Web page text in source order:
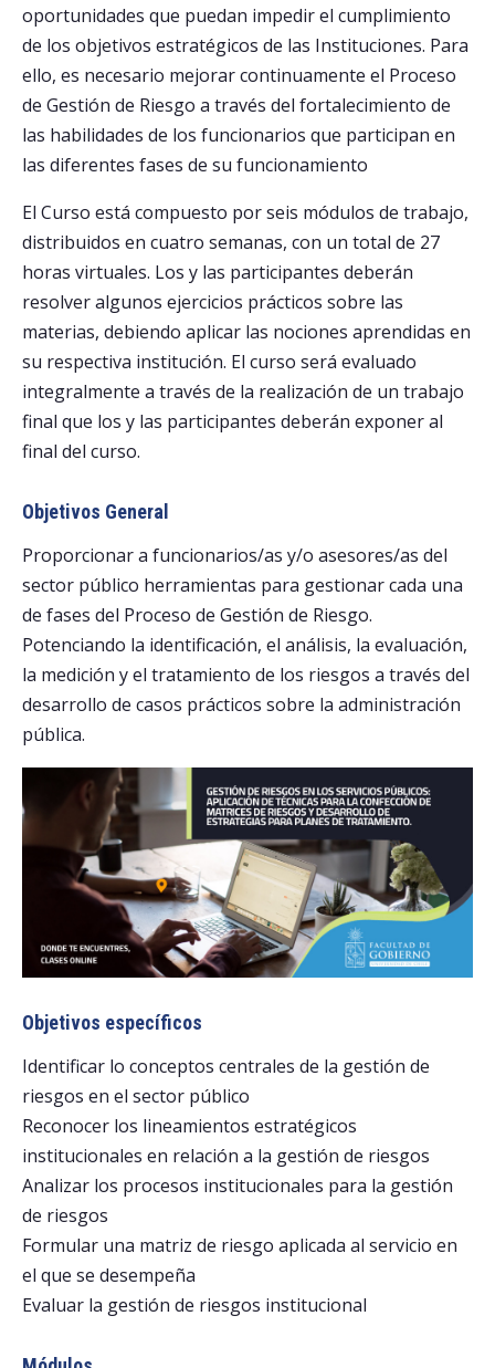
oportunidades que puedan impedir el cumplimiento
de los objetivos estratégicos de las Instituciones. Para
ello, es necesario mejorar continuamente el Proceso
de Gestión de Riesgo a través del fortalecimiento de
las habilidades de los funcionarios que participan en
las diferentes fases de su funcionamiento
El Curso está compuesto por seis módulos de trabajo,
distribuidos en cuatro semanas, con un total de 27
horas virtuales. Los y las participantes deberán
resolver algunos ejercicios prácticos sobre las
materias, debiendo aplicar las nociones aprendidas en
su respectiva institución. El curso será evaluado
integralmente a través de la realización de un trabajo
final que los y las participantes deberán exponer al
final del curso.
Objetivos General
Proporcionar a funcionarios/as y/o asesores/as del
sector público herramientas para gestionar cada una
de fases del Proceso de Gestión de Riesgo.
Potenciando la identificación, el análisis, la evaluación,
la medición y el tratamiento de los riesgos a través del
desarrollo de casos prácticos sobre la administración
pública.
Objetivos específicos
Identificar lo conceptos centrales de la gestión de
riesgos en el sector público
Reconocer los lineamientos estratégicos
institucionales en relación a la gestión de riesgos
Analizar los procesos institucionales para la gestión
de riesgos
Formular una matriz de riesgo aplicada al servicio en
el que se desempeña
Evaluar la gestión de riesgos institucional